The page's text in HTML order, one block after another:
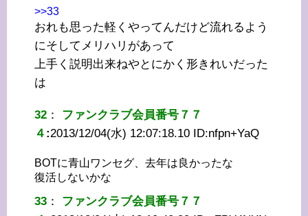
>>33
おれも思った軽くやってんだけど流れるよう
にそしてメリハリがあって
上手く説明出来ねやとにかく形きれいだった
は
32 ： ファンクラブ会員番号７７
４ :2013/12/04(水) 12:07:18.10 ID:nfpn+YaQ
BOTに青山ワンセグ、去年は良かったな
復活しないかな
33 ： ファンクラブ会員番号７７